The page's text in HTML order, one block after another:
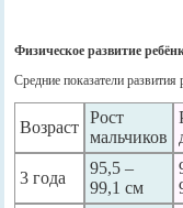
Физическое развитие
Средние показатели развития
Возраст
Рост
мальчиков
3 года
95,5 –
99,1 см